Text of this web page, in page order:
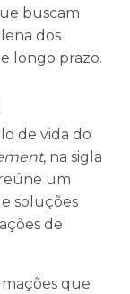
buscam
dos
longo prazo.
de vida do
, na sigla
um
soluções
de
que